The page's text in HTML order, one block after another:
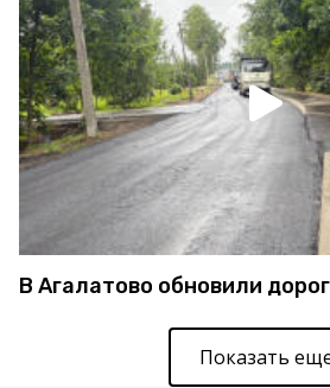
В Агалатово обновили
Показать